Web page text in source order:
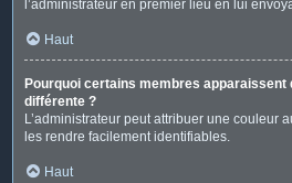
l’administrateur en premier lieu en lui
Haut
Pourquoi certains membres apparaissent
différente ?
L’administrateur peut attribuer une couleur
les rendre facilement identifiables.
Haut